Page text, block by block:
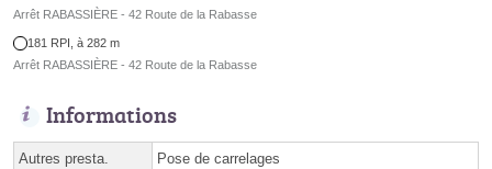
Arrêt RABASSIÈRE - 42 Route de la Rabasse
181 RPI, à 282 m
Arrêt RABASSIÈRE - 42 Route de la Rabasse
Informations
Autres presta. Pose de carrelages